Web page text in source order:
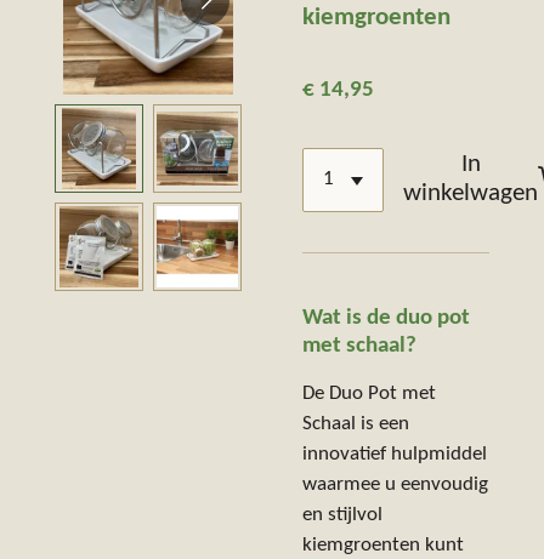
kiemgroenten
€ 14,95
In
winkelwagen
Wat is de duo pot
met schaal?
De Duo Pot met
Schaal is een
innovatief hulpmiddel
waarmee u eenvoudig
en stijlvol
kiemgroenten kunt